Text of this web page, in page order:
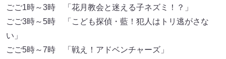
ごご1時～3時 「花月教会と迷える子ネズミ！？」
ごご3時～5時 「こども探偵・藍！犯人はトリ逃がさな
い」
ごご5時～7時 「戦え！アドベンチャーズ」